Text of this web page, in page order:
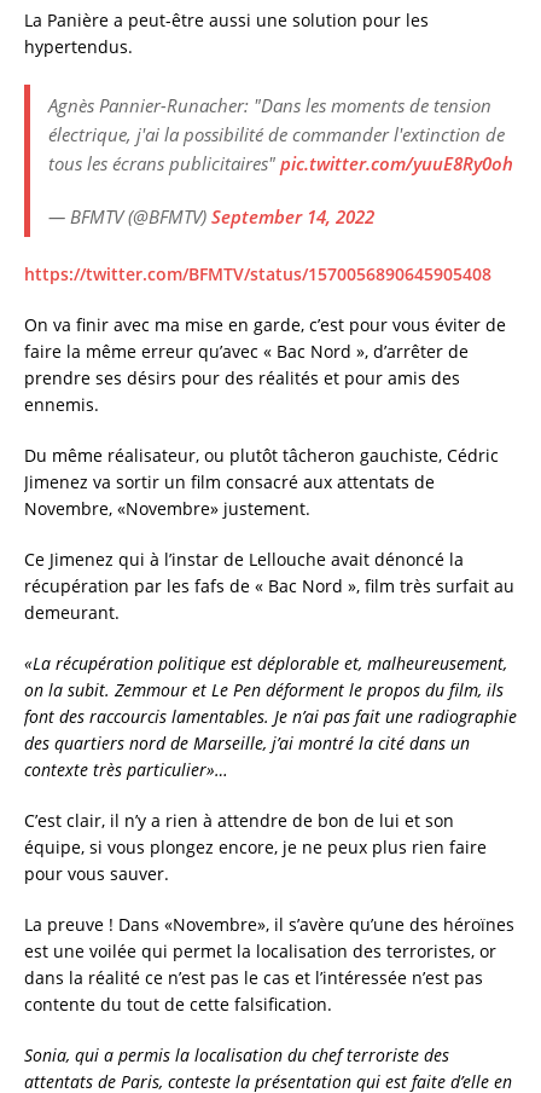
La Panière a peut-être aussi une solution pour les
hypertendus.
Agnès Pannier-Runacher: "Dans les moments de tension
électrique, j'ai la possibilité de commander l'extinction de
tous les écrans publicitaires" pic.twitter.com/yuuE8Ry0oh
— BFMTV (@BFMTV) September 14, 2022
https://twitter.com/BFMTV/status/1570056890645905408
On va finir avec ma mise en garde, c’est pour vous éviter de
faire la même erreur qu’avec « Bac Nord », d’arrêter de
prendre ses désirs pour des réalités et pour amis des
ennemis.
Du même réalisateur, ou plutôt tâcheron gauchiste, Cédric
Jimenez va sortir un film consacré aux attentats de
Novembre, «Novembre» justement.
Ce Jimenez qui à l’instar de Lellouche avait dénoncé la
récupération par les fafs de « Bac Nord », film très surfait au
demeurant.
«La récupération politique est déplorable et, malheureusement,
on la subit. Zemmour et Le Pen déforment le propos du film, ils
font des raccourcis lamentables. Je n’ai pas fait une radiographie
des quartiers nord de Marseille, j’ai montré la cité dans un
contexte très particulier»…
C’est clair, il n’y a rien à attendre de bon de lui et son
équipe, si vous plongez encore, je ne peux plus rien faire
pour vous sauver.
La preuve ! Dans «Novembre», il s’avère qu’une des héroïnes
est une voilée qui permet la localisation des terroristes, or
dans la réalité ce n’est pas le cas et l’intéressée n’est pas
contente du tout de cette falsification.
Sonia, qui a permis la localisation du chef terroriste des
attentats de Paris, conteste la présentation qui est faite d’elle en